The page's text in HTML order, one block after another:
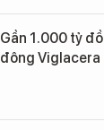
Gần 1.000 tỷ
đông Viglacera